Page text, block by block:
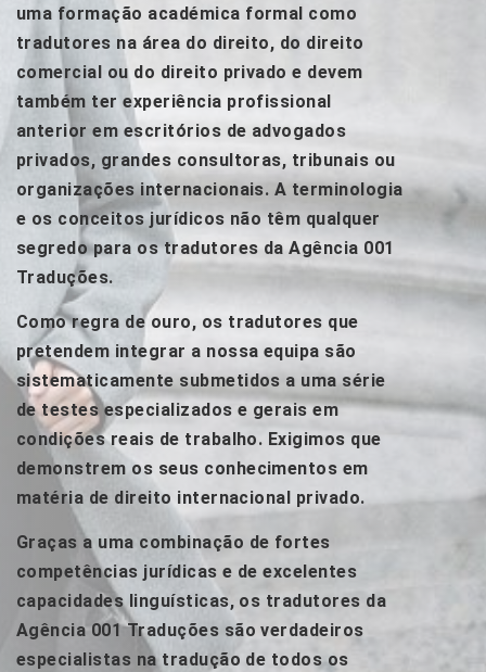
uma formação académica formal como
tradutores na área do direito, do direito
comercial ou do direito privado e devem
também ter experiência profissional
anterior em escritórios de advogados
privados, grandes consultoras, tribunais ou
organizações internacionais. A terminologia
e os conceitos jurídicos não têm qualquer
segredo para os tradutores da Agência 001
Traduções.
Como regra de ouro, os tradutores que
pretendem integrar a nossa equipa são
sistematicamente submetidos a uma série
de testes especializados e gerais em
condições reais de trabalho. Exigimos que
demonstrem os seus conhecimentos em
matéria de direito internacional privado.
Graças a uma combinação de fortes
competências jurídicas e de excelentes
capacidades linguísticas, os tradutores da
Agência 001 Traduções são verdadeiros
especialistas na tradução de todos os